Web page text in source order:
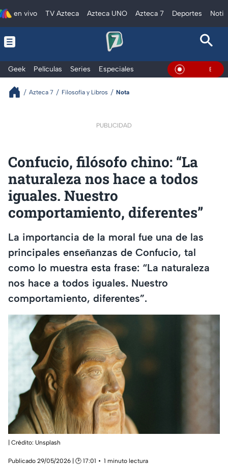
en vivo TV Azteca Azteca UNO Azteca 7 Deportes
Geek Películas Series Especiales En Vivo
Azteca 7 Filosofía y Libros Nota
PUBLICIDAD
Confucio, filósofo chino: “La
naturaleza nos hace a todos
iguales. Nuestro
comportamiento, diferentes”
La importancia de la moral fue una de las
principales enseñanzas de Confucio, tal
como lo muestra esta frase: “La naturaleza
nos hace a todos iguales. Nuestro
comportamiento, diferentes”.
| Crédito: Unsplash
Publicado 29/05/2026 | 🕑 17:01
1 minuto lectura